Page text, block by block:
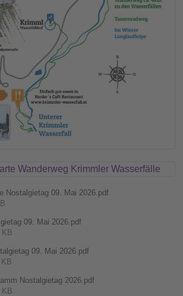
Nostalgietag 09. Mai 2026.pdf
09. Mai 2026.pdf
KB
09. Mai 2026.pdf
KB
Nostalgietag 2026.pdf
KB